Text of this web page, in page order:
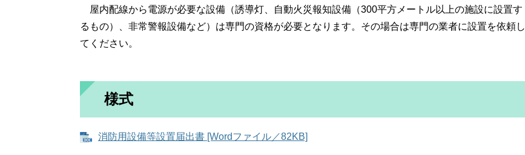
屋内配線から電源が必要な設備（誘導灯、自動火災報知設備（300平方メートル以上の施設に設置す
るもの）、非常警報設備など）は専門の資格が必要となります。その場合は専門の業者に設置を依頼し
てください。
様式
消防用設備等設置届出書 [Wordファイル／82KB]